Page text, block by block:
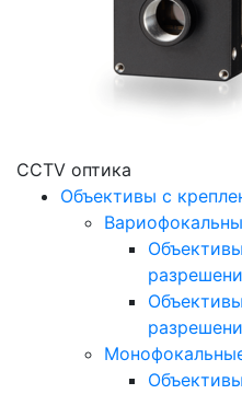
CCTV оптика
Объективы с